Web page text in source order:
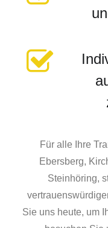
Für alle Ihre
Ebersberg,
Steinhöring,
Sie uns heute, um